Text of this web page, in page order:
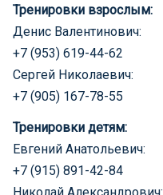
Тренировки взрослым:
Денис Валентинович:
+7 (953) 619-44-62
Сергей Николаевич:
+7 (905) 167-78-55
Тренировки детям:
Евгений Анатольевич:
+7 (915) 891-42-84